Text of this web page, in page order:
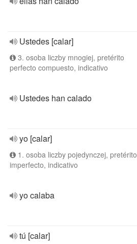
Ustedes [calar]
3. osoba liczby mnogiej, pretérito
perfecto compuesto, indicativo
Ustedes han calado
yo [calar]
1. osoba liczby pojedynczej, pretérito
imperfecto, indicativo
yo calaba
tú [calar]